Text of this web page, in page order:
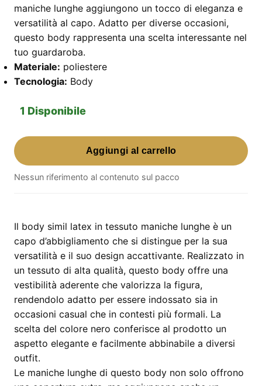
maniche lunghe aggiungono un tocco di eleganza e
versatilità al capo. Adatto per diverse occasioni,
questo body rappresenta una scelta interessante nel
tuo guardaroba.
Materiale: poliestere
Tecnologia: Body
1 Disponibile
Body
Simil
Latex
In
Lunghe
–
nero,
Taglia
L
quantità
Aggiungi al carrello
Nessun riferimento al contenuto sul pacco
Il body simil latex in tessuto maniche lunghe è un
capo d’abbigliamento che si distingue per la sua
versatilità e il suo design accattivante. Realizzato in
un tessuto di alta qualità, questo body offre una
vestibilità aderente che valorizza la figura,
rendendolo adatto per essere indossato sia in
occasioni casual che in contesti più formali. La
scelta del colore nero conferisce al prodotto un
aspetto elegante e facilmente abbinabile a diversi
outfit.
Le maniche lunghe di questo body non solo offrono